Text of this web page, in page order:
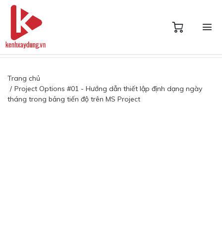
Trang chủ
Project Options #01 - Hướng dẫn thiết lập định dạng ngày
tháng trong bảng tiến độ trên MS Project